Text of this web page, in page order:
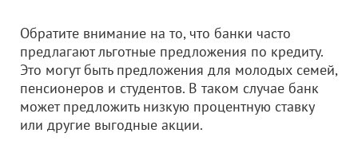
Обратите внимание на то, что банки часто
предлагают льготные предложения по кредиту.
Это могут быть предложения для молодых семей,
пенсионеров и студентов. В таком случае банк
может предложить низкую процентную ставку
или другие выгодные акции.